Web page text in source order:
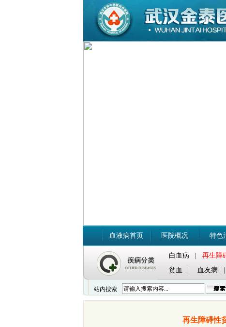
血液病首页 医院概况 特色
白血病 再生障
贫血
血友病
站内搜索
再生障碍性